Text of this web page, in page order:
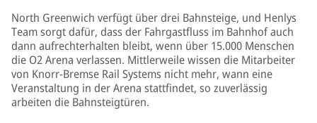
North Greenwich verfügt über drei Bahnsteige, und Henlys
Team sorgt dafür, dass der Fahrgastfluss im Bahnhof auch
dann aufrechterhalten bleibt, wenn über 15.000 Menschen
die O2 Arena verlassen. Mittlerweile wissen die Mitarbeiter
von Knorr-Bremse Rail Systems nicht mehr, wann eine
Veranstaltung in der Arena stattfindet, so zuverlässig
arbeiten die Bahnsteigtüren.